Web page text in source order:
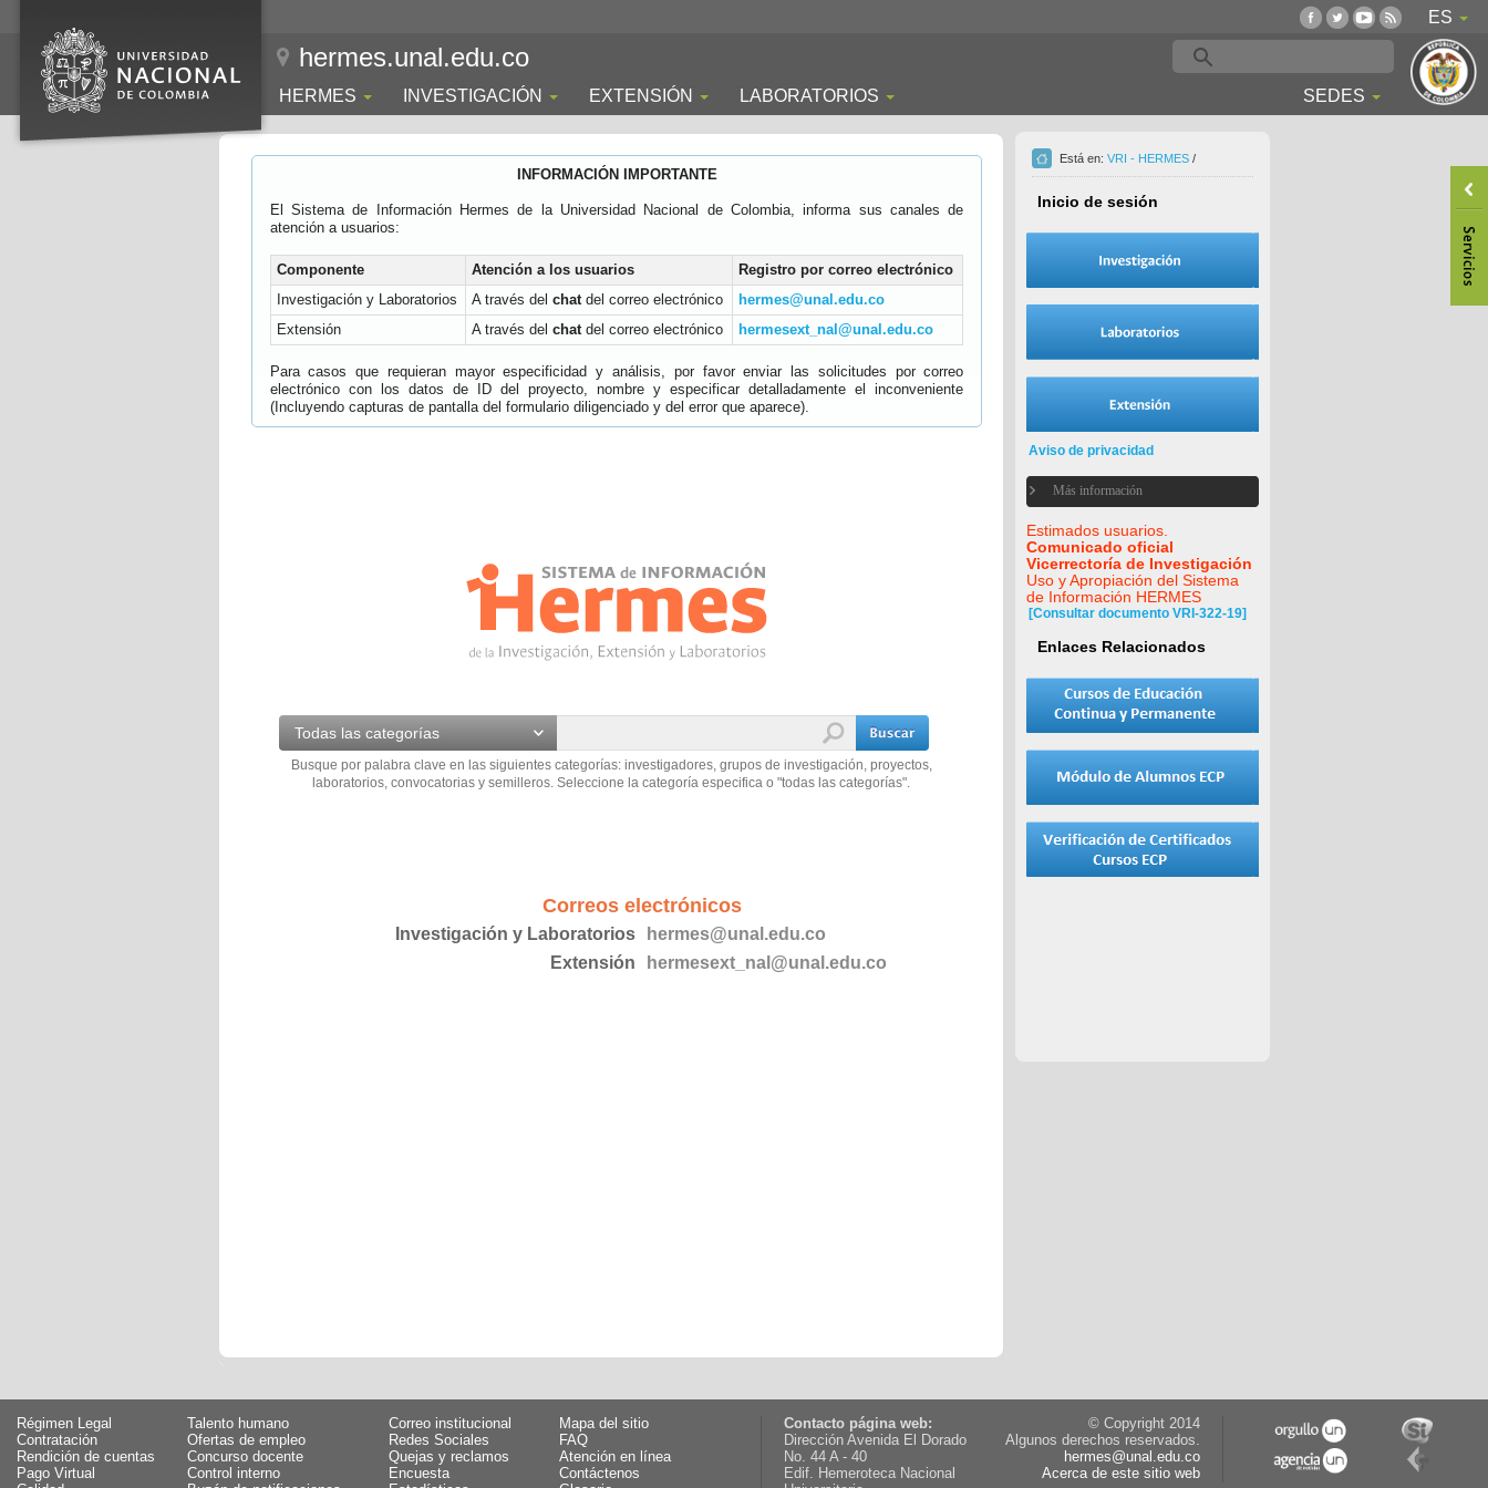
ES
hermes.unal.edu.co
HERMES INVESTIGACIÓN EXTENSIÓN LABORATORIOS SEDES
INFORMACIÓN IMPORTANTE
El Sistema de Información Hermes de la Universidad Nacional de Colombia, informa sus canales de
atención a usuarios:
Componente Atención a los usuarios
Registro por correo electrónico
Investigación y Laboratorios
A través del chatdel correo electrónico
hermes@unal.edu.co
Extensión
A través del chatdel correo electrónico hermesext_nal@unal.edu.co
Para casos que requieran mayor especificidad y análisis, por favor enviar las solicitudes por correo
electrónico con los datos de ID del proyecto, nombre y especificar detalladamente el inconveniente
(Incluyendo capturas de pantalla del formulario diligenciado y del error que aparece).
Todas las categorías
Busque por palabra clave en las siguientes categorías: investigadores, grupos de investigación, proyectos,
laboratorios, convocatorias y semilleros. Seleccione la categoría especifica o "todas las categorías".
Correos electrónicos
Investigación y Laboratorios
hermes@unal.edu.co
Extensión
hermesext_nal@unal.edu.co
Está en: VRI - HERMES /
Inicio de sesión
Aviso de privacidad
Más información
Estimados usuarios.
Comunicado oficial
Vicerrectoría de Investigación
Uso y Apropiación del Sistema
de Información HERMES
[Consultar documento VRI-322-19]
Enlaces Relacionados
Régimen Legal
Talento humano
Contratación
Ofertas de empleo
Rendición de cuentas
Concurso docente
Pago Virtual
Control interno
Correo institucional
Mapa del sitio
Redes Sociales
FAQ
Quejas y reclamos
Atención en línea
Encuesta
Contáctenos
Contacto página web:
Dirección Avenida El Dorado
No. 44 A - 40
Edif. Hemeroteca Nacional
© Copyright 2014
Algunos derechos reservados.
hermes@unal.edu.co
Acerca de este sitio web